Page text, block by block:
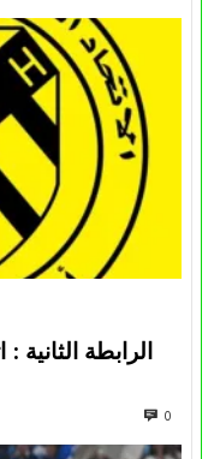
الرابطة
0